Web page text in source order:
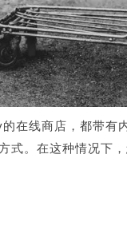
在线商店，都带有
式。在这种情况下